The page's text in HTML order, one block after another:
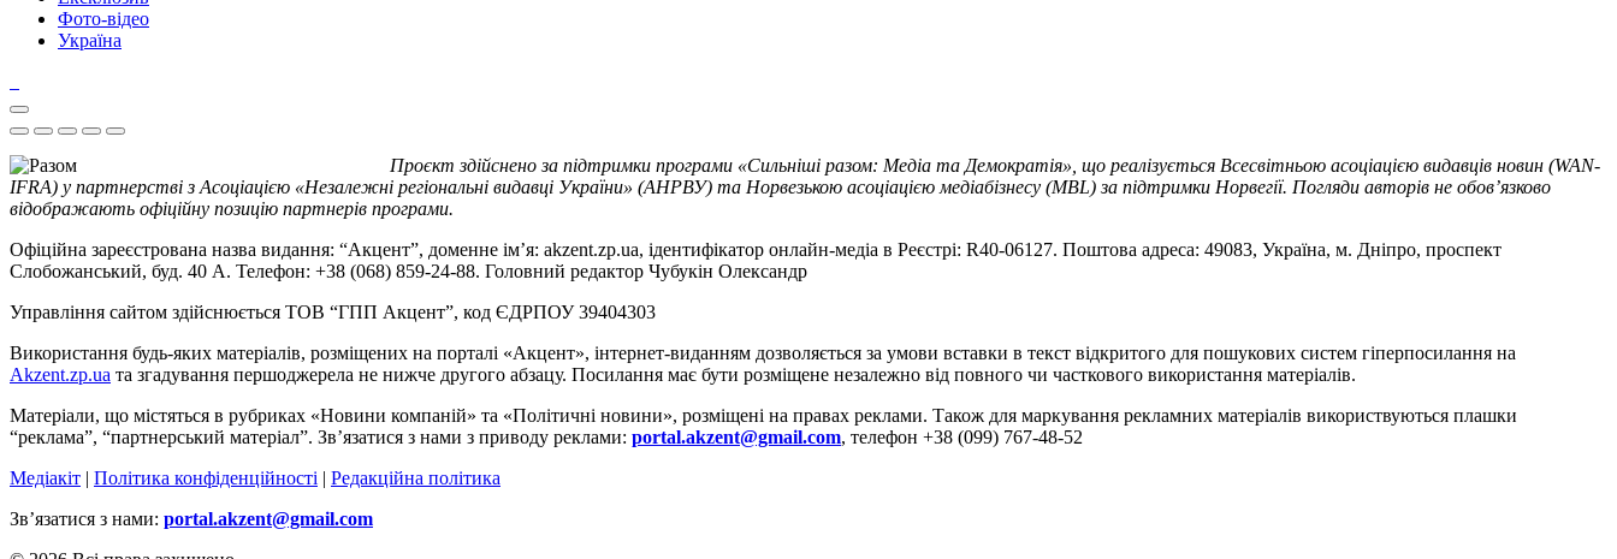
Фото-відео
Україна
Проєкт здійснено за підтримки програми «Сильніші разом: Медіа та Демократія», що реалізується Всесвітньою асоціацією видавців новин (WAN-
IFRA) у партнерстві з Асоціацією «Незалежні регіональні видавці України» (АНРВУ) та Норвезькою асоціацією медіабізнесу (MBL) за підтримки Норвегії. Погляди авторів не обов’язково
відображають офіційну позицію партнерів програми.
Офіційна зареєстрована назва видання: “Акцент”, доменне ім’я: akzent.zp.ua, ідентифікатор онлайн-медіа в Реєстрі: R40-06127. Поштова адреса: 49083, Україна, м. Дніпро, проспект
Слобожанський, буд. 40 А. Телефон: +38 (068) 859-24-88. Головний редактор Чубукін Олександр
Управління сайтом здійснюється ТОВ “ГПП Акцент”, код ЄДРПОУ 39404303
Використання будь-яких матеріалів, розміщених на порталі «Акцент», інтернет-виданням дозволяється за умови вставки в текст відкритого для пошукових систем гіперпосилання на
Akzent.zp.ua та згадування першоджерела не нижче другого абзацу. Посилання має бути розміщене незалежно від повного чи часткового використання матеріалів.
Матеріали, що містяться в рубриках «Новини компаній» та «Політичні новини», розміщені на правах реклами. Також для маркування рекламних матеріалів використвуються плашки
“реклама”, “партнерський матеріал”. Зв’язатися з нами з приводу реклами: portal.akzent@gmail.com, телефон +38 (099) 767-48-52
Медіакіт | Політика конфіденційності | Редакційна політика
Зв’язатися з нами: portal.akzent@gmail.com